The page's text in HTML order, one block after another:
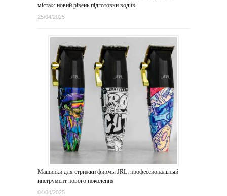
міста»: новий рівень підготовки водіїв
25/04/2025
Машинки для стрижки фирмы JRL: профессиональный
инструмент нового поколения
04/04/2025